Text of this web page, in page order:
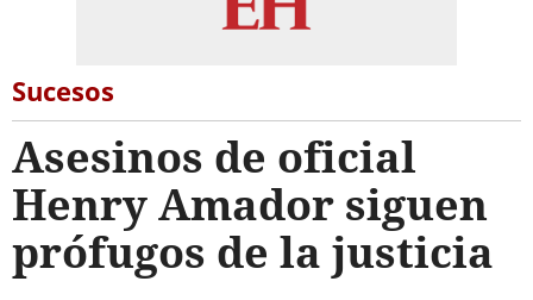
Sucesos
Asesinos de oficial
Henry Amador siguen
prófugos de la justicia